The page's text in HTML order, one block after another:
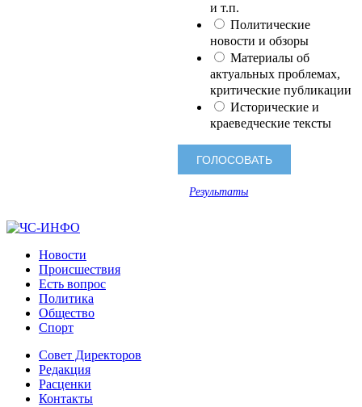
и т.п.
Политические
новости и обзоры
Материалы об
актуальных проблемах,
критические публикации
Исторические и
краеведческие тексты
Результаты
Новости
Происшествия
Есть вопрос
Политика
Общество
Спорт
Совет Директоров
Редакция
Расценки
Контакты